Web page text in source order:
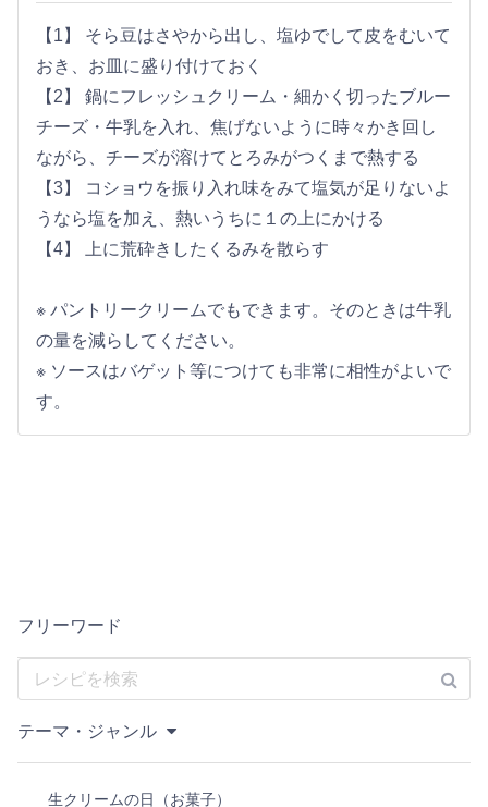
【1】 そら豆はさやから出し、塩ゆでして皮をむいて
おき、お皿に盛り付けておく
【2】 鍋にフレッシュクリーム・細かく切ったブルー
チーズ・牛乳を入れ、焦げないように時々かき回し
ながら、チーズが溶けてとろみがつくまで熱する
【3】 コショウを振り入れ味をみて塩気が足りないよ
うなら塩を加え、熱いうちに１の上にかける
【4】 上に荒砕きしたくるみを散らす
※ パントリークリームでもできます。そのときは牛乳
の量を減らしてください。
※ ソースはバゲット等につけても非常に相性がよいで
す。
フリーワード
テーマ・ジャンル
生クリームの日（お菓子）